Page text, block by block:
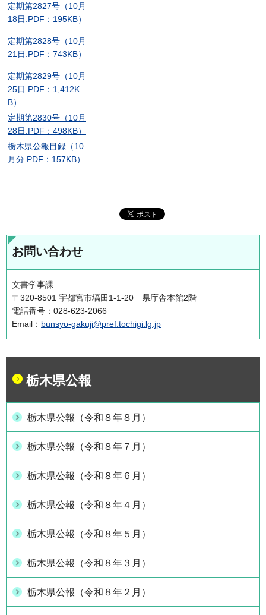
定期第2827号（10月
18日.PDF：195KB）
定期第2828号（10月
21日.PDF：743KB）
定期第2829号（10月
25日.PDF：1,412K
B）
定期第2830号（10月
28日.PDF：498KB）
栃木県公報目録（10
月分.PDF：157KB）
お問い合わせ
文書学事課
〒320-8501 宇都宮市塙田1-1-20 県庁舎本館2階
電話番号：028-623-2066
Email： bunsyo-gakuji@pref.tochigi.lg.jp
栃木県公報
栃木県公報（令和８年８月）
栃木県公報（令和８年７月）
栃木県公報（令和８年６月）
栃木県公報（令和８年４月）
栃木県公報（令和８年５月）
栃木県公報（令和８年３月）
栃木県公報（令和８年２月）